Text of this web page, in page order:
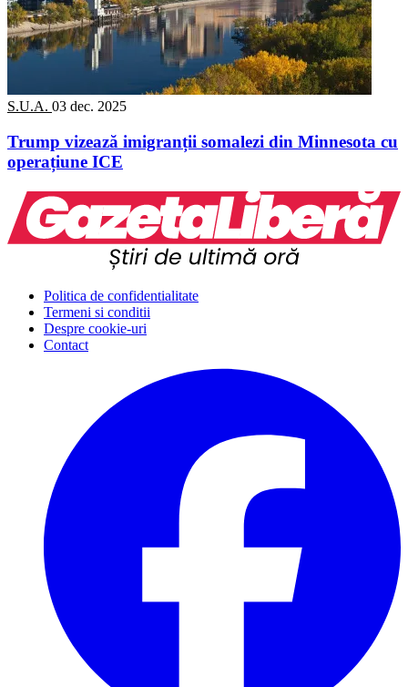
S.U.A. 03 dec. 2025
Trump vizează imigranții somalezi din Minnesota cu
operațiune ICE
Politica de confidentialitate
Termeni si conditii
Despre cookie-uri
Contact